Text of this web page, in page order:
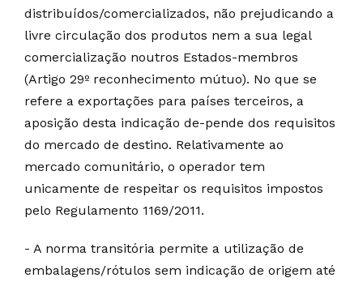
distribuídos/comercializados, não prejudicando a
livre circulação dos produtos nem a sua legal
comercialização noutros Estados-membros
(Artigo 29º reconhecimento mútuo). No que se
refere a exportações para países terceiros, a
aposição desta indicação de-pende dos requisitos
do mercado de destino. Relativamente ao
mercado comunitário, o operador tem
unicamente de respeitar os requisitos impostos
pelo Regulamento 1169/2011.
- A norma transitória permite a utilização de
embalagens/rótulos sem indicação de origem até